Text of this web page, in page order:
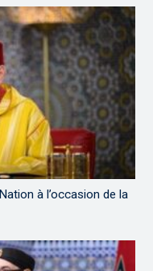
à l’occasion de la